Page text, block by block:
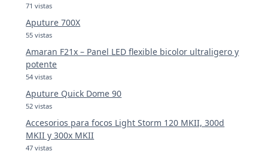
71 vistas
Aputure 700X
55 vistas
Amaran F21x – Panel LED flexible bicolor ultraligero y
potente
54 vistas
Aputure Quick Dome 90
52 vistas
Accesorios para focos Light Storm 120 MKII, 300d
MKII y 300x MKII
47 vistas